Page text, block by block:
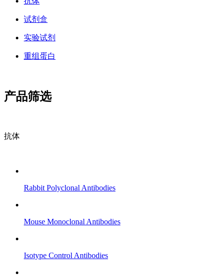
试剂盒
实验试剂
重组蛋白
产品筛选
抗体
Rabbit Polyclonal Antibodies
Mouse Monoclonal Antibodies
Isotype Control Antibodies